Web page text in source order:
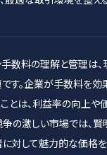
手数料の理解と管理は
す。企業が手数料を効
とは、利益率の向上
争の激しい市場では、
に対して魅力的な価格